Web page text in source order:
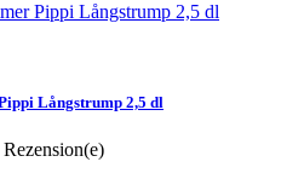
Långstrump 2,5 dl